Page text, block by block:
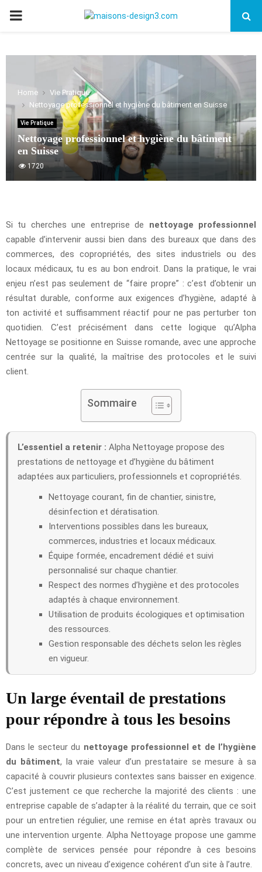
PRIMARY
Home
Vie Pratique
Nettoyage professionnel et hygiène du bâtiment en Suisse
Vie Pratique
Nettoyage professionnel et hygiène du bâtiment
en Suisse
1720
Si tu cherches une entreprise de nettoyage professionnel
capable d’intervenir aussi bien dans des bureaux que dans des
commerces, des copropriétés, des sites industriels ou des
locaux médicaux, tu es au bon endroit. Dans la pratique, le vrai
enjeu n’est pas seulement de “faire propre” : c’est d’obtenir un
résultat durable, conforme aux exigences d’hygiène, adapté à
ton activité et suffisamment réactif pour ne pas perturber ton
quotidien. C’est précisément dans cette logique qu’Alpha
Nettoyage se positionne en Suisse romande, avec une approche
centrée sur la qualité, la maîtrise des protocoles et le suivi
client.
Sommaire
L’essentiel a retenir : Alpha Nettoyage propose des
prestations de nettoyage et d’hygiène du bâtiment
adaptées aux particuliers, professionnels et copropriétés.
Nettoyage courant, fin de chantier, sinistre,
désinfection et dératisation.
Interventions possibles dans les bureaux,
commerces, industries et locaux médicaux.
Équipe formée, encadrement dédié et suivi
personnalisé sur chaque chantier.
Respect des normes d’hygiène et des protocoles
adaptés à chaque environnement.
Utilisation de produits écologiques et optimisation
des ressources.
Gestion responsable des déchets selon les règles
en vigueur.
Un large éventail de prestations
pour répondre à tous les besoins
Dans le secteur du nettoyage professionnel et de l’hygiène
du bâtiment, la vraie valeur d’un prestataire se mesure à sa
capacité à couvrir plusieurs contextes sans baisser en exigence.
C’est justement ce que recherche la majorité des clients : une
entreprise capable de s’adapter à la réalité du terrain, que ce soit
pour un entretien régulier, une remise en état après travaux ou
une intervention urgente. Alpha Nettoyage propose une gamme
complète de services pensée pour répondre à ces besoins
concrets, avec un niveau d’exigence cohérent d’un site à l’autre.